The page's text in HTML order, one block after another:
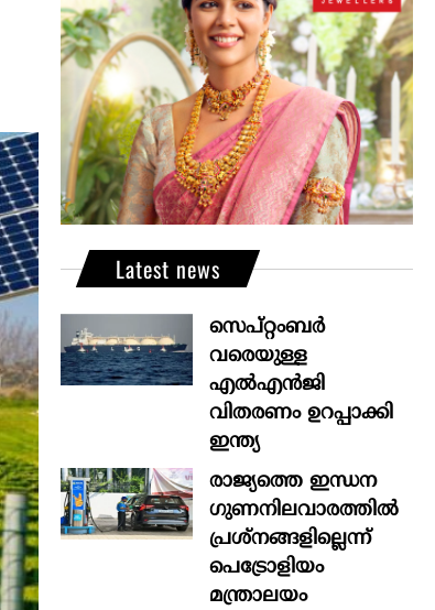
Latest news
സെപ്റ്റംബർ
വരെയുള്ള
എൽഎൻജി
വിതരണം ഉറപ്പാക്കി
ഇന്ത്യ
രാജ്യത്തെ ഇന്ധന
ഗുണനിലവാരത്തില്‍
പ്രശ്‌നങ്ങളില്ലെന്ന്
പെട്രോളിയം
മന്ത്രാലയം